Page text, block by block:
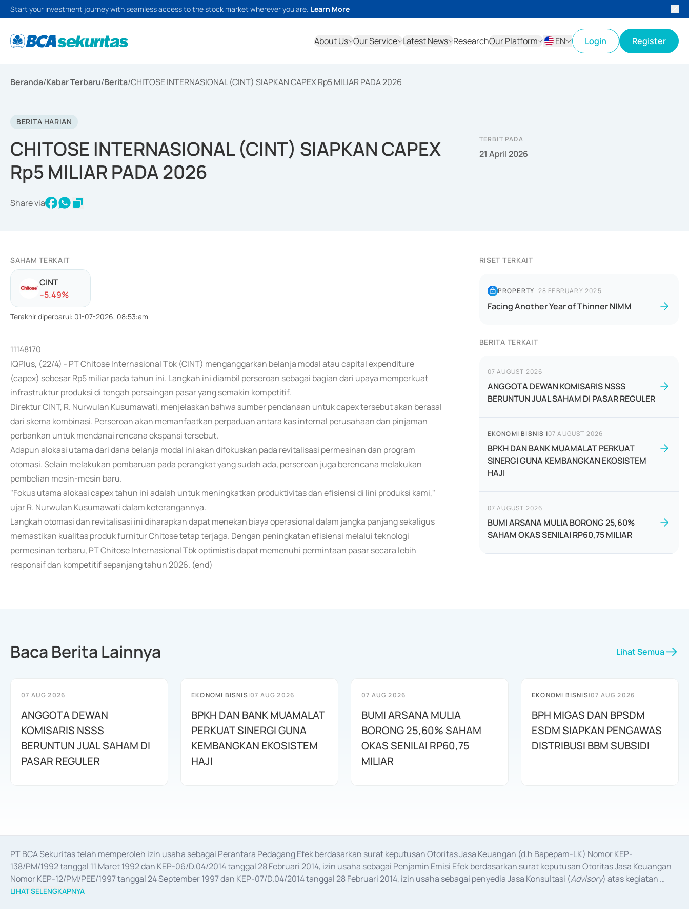
Start your investment journey with seamless access to the stock market wherever you are. Learn More
About Us Our Service Latest News ResearchOur Platform
EN
Login Register
Beranda/Kabar Terbaru/Berita/CHITOSE INTERNASIONAL (CINT) SIAPKAN CAPEX Rp5 MILIAR PADA 2026
BERITA HARIAN
CHITOSE INTERNASIONAL (CINT) SIAPKAN CAPEX
Rp5 MILIAR PADA 2026
Share via
TERBIT PADA
21 April 2026
SAHAM TERKAIT
CINT
--5.49%
Terakhir diperbarui: 01-07-2026, 08:53:am
11148170
IQPlus, (22/4) - PT Chitose Internasional Tbk (CINT) menganggarkan belanja modal atau capital expenditure
(capex) sebesar Rp5 miliar pada tahun ini. Langkah ini diambil perseroan sebagai bagian dari upaya memperkuat
infrastruktur produksi di tengah persaingan pasar yang semakin kompetitif.
Direktur CINT, R. Nurwulan Kusumawati, menjelaskan bahwa sumber pendanaan untuk capex tersebut akan berasal
dari skema kombinasi. Perseroan akan memanfaatkan perpaduan antara kas internal perusahaan dan pinjaman
perbankan untuk mendanai rencana ekspansi tersebut.
Adapun alokasi utama dari dana belanja modal ini akan difokuskan pada revitalisasi permesinan dan program
otomasi. Selain melakukan pembaruan pada perangkat yang sudah ada, perseroan juga berencana melakukan
pembelian mesin-mesin baru.
"Fokus utama alokasi capex tahun ini adalah untuk meningkatkan produktivitas dan efisiensi di lini produksi kami,"
ujar R. Nurwulan Kusumawati dalam keterangannya.
Langkah otomasi dan revitalisasi ini diharapkan dapat menekan biaya operasional dalam jangka panjang sekaligus
memastikan kualitas produk furnitur Chitose tetap terjaga. Dengan peningkatan efisiensi melalui teknologi
permesinan terbaru, PT Chitose Internasional Tbk optimistis dapat memenuhi permintaan pasar secara lebih
responsif dan kompetitif sepanjang tahun 2026. (end)
RISET TERKAIT
PROPERTY| 28 FEBRUARY 2025
Facing Another Year of Thinner NIMM
BERITA TERKAIT
07 AUGUST 2026
ANGGOTA DEWAN KOMISARIS NSSS
BERUNTUN JUAL SAHAM DI PASAR REGULER
EKONOMI BISNIS |07 AUGUST 2026
BPKH DAN BANK MUAMALAT PERKUAT
SINERGI GUNA KEMBANGKAN EKOSISTEM
HAJI
07 AUGUST 2026
BUMI ARSANA MULIA BORONG 25,60%
SAHAM OKAS SENILAI RP60,75 MILIAR
Baca Berita Lainnya Lihat Semua
07 AUG 2026
ANGGOTA DEWAN
KOMISARIS NSSS
BERUNTUN JUAL SAHAM DI
PASAR REGULER
EKONOMI BISNIS|07 AUG 2026
BPKH DAN BANK MUAMALAT
PERKUAT SINERGI GUNA
KEMBANGKAN EKOSISTEM
HAJI
07 AUG 2026
BUMI ARSANA MULIA
BORONG 25,60% SAHAM
OKAS SENILAI RP60,75
MILIAR
EKONOMI BISNIS|07 AUG 2026
BPH MIGAS DAN BPSDM
ESDM SIAPKAN PENGAWAS
DISTRIBUSI BBM SUBSIDI
PT BCA Sekuritas telah memperoleh izin usaha sebagai Perantara Pedagang Efek berdasarkan surat keputusan Otoritas Jasa Keuangan (d.h Bapepam-LK) Nomor KEP-
138/PM/1992 tanggal 11 Maret 1992 dan KEP-06/D.04/2014 tanggal 28 Februari 2014, izin usaha sebagai Penjamin Emisi Efek berdasarkan surat keputusan Otoritas Jasa Keuangan
Nomor KEP-12/PM/PEE/1997 tanggal 24 September 1997 dan KEP-07/D.04/2014 tanggal 28 Februari 2014, izin usaha sebagai penyedia Jasa Konsultasi (Advisory) atas kegiatan
merger, akuisisi, divestasi, dan
LIHAT SELENGKAPNYA